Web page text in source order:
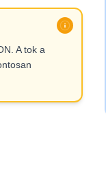
A tok a